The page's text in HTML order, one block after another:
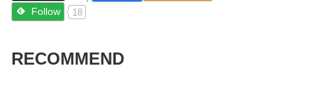
Follow 18
RECOMMEND